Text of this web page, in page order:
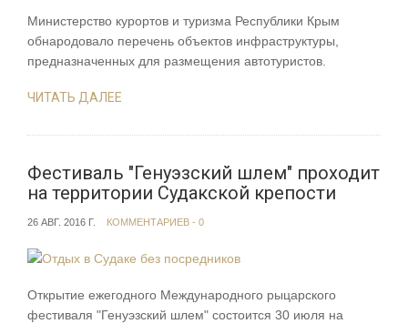
Министерство курортов и туризма Республики Крым
обнародовало перечень объектов инфраструктуры,
предназначенных для размещения автотуристов.
ЧИТАТЬ ДАЛЕЕ
Фестиваль "Генуэзский шлем" проходит
на территории Судакской крепости
26 АВГ. 2016 Г. КОММЕНТАРИЕВ - 0
Открытие ежегодного Международного рыцарского
фестиваля "Генуэзский шлем" состоится 30 июля на